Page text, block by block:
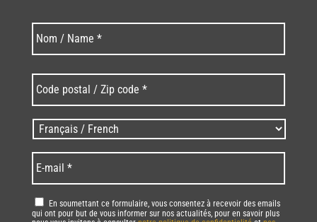
Nom * Nom
postal
/
Zip
code
* *
Langues
/
Language *
mail *
RGPD *
En soumettant ce formulaire, vous consentez à recevoir des emails
qui ont pour but de vous informer sur nos actualités, pour en savoir plus